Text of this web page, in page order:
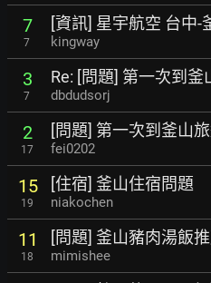
7
7
[資訊] 星宇航空 台中
kingway
3
7
Re: [問題] 第一次到釜
dbdudsorj
2
17
[問題] 第一次到釜山
fei0202
15
19
[住宿] 釜山住宿問題
niakochen
11
18
[問題] 釜山豬肉湯飯
mimishee